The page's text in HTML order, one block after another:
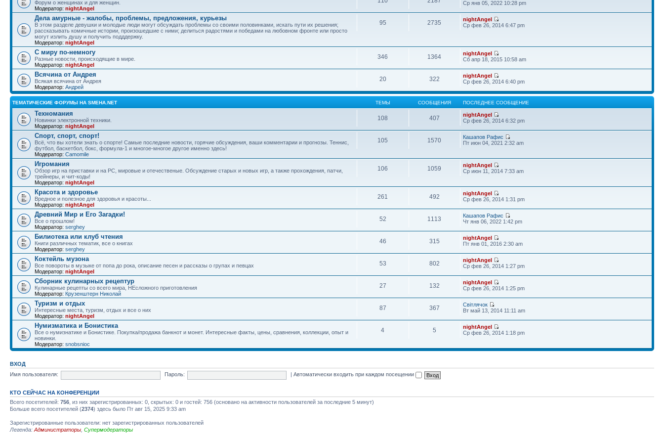
Форум о женщинах и для женщин.
Модератор: nightAngel
Ср янв 05, 2022 10:28 pm
Дела амурные - жалобы, проблемы, предложения, курьезы
В этом разделе девушки и молодые люди могут обсуждать проблемы со своими половинками, искать пути их решения;
рассказывать комичные истории, произошедшие с ними; делиться радостями и победами на любовном фронте или просто
могут излить душу и получить подддержку.
Модератор: nightAngel
95 2735
nightAngel
Ср фев 26, 2014 6:47 pm
С миру по-немногу
Разные новости, происходящие в мире.
Модератор: nightAngel
346 1364
nightAngel
Сб апр 18, 2015 10:58 am
Всячина от Андрея
Всякая всячина от Андрея
Модератор: Андрей
20 322
nightAngel
Ср фев 26, 2014 6:40 pm
ТЕМАТИЧЕСКИЕ ФОРУМЫ НА SMEHA.NET ТЕМЫ СООБЩЕНИЯ ПОСЛЕДНЕЕ СООБЩЕНИЕ
Техномания
Новинки электронной техники.
Модератор: nightAngel
108 407
nightAngel
Ср фев 26, 2014 6:32 pm
Спорт, спорт, спорт!
Всё, что вы хотели знать о спорте! Самые последние новости, горячие обсуждения, ваши комментарии и прогнозы. Теннис,
футбол, баскетбол, бокс, формула-1 и многое-многое другое именно здесь!
Модератор: Camomile
105 1570
Кашапов Рафис
Пт июн 04, 2021 2:32 am
Игромания
Обзор игр на приставки и на PC, мировые и отечественые. Обсуждение старых и новых игр, а также прохождения, патчи,
трейнеры, и чит-коды!
Модератор: nightAngel
106 1059
nightAngel
Ср июн 11, 2014 7:33 am
Красота и здоровье
Вредное и полезное для здоровья и красоты...
Модератор: nightAngel
261 492
nightAngel
Ср фев 26, 2014 1:31 pm
Древний Мир и Его Загадки!
Все о прошлом!
Модератор: serghey
52 1113
Кашапов Рафис
Чт янв 06, 2022 1:42 pm
Билиотека или клуб чтения
Книги различных тематик, все о книгах
Модератор: serghey
46 315
nightAngel
Пт янв 01, 2016 2:30 am
Коктейль музона
Все повороты в музыке от попа до рока, описание песен и рассказы о групах и певцах
Модератор: nightAngel
53 802
nightAngel
Ср фев 26, 2014 1:27 pm
Сборник кулинарных рецептур
Кулинарные рецепты со всего мира, НЕсложного приготовления
Модератор: Крузенштерн Николай
27 132
nightAngel
Ср фев 26, 2014 1:25 pm
Туризм и отдых
Интересные места, туризм, отдых и все о них
Модератор: nightAngel
87 367
Світлячок
Вт май 13, 2014 11:11 am
Нумизматика и Бонистика
Все о нумизнатике и Бонистике. Покупка/продажа банкнот и монет. Интересные факты, цены, сравнения, коллекции, опыт и
новинки.
Модератор: snobsnioc
4 5
nightAngel
Ср фев 26, 2014 1:18 pm
ВХОД
Имя пользователя:
Пароль: |Автоматически входить при каждом посещении
КТО СЕЙЧАС НА КОНФЕРЕНЦИИ
Всего посетителей: 756 , из них зарегистрированных: 0, скрытых: 0 и гостей: 756 (основано на активности пользователей за последние 5 минут)
Больше всего посетителей (2374) здесь было Пт авг 15, 2025 9:33 am
Зарегистрированные пользователи: нет зарегистрированных пользователей
Легенда: Администраторы Супермодераторы